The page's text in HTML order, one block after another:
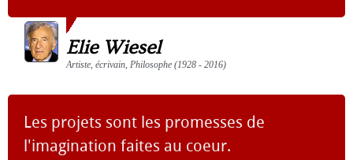
Elie Wiesel
Artiste, écrivain, Philosophe (1928 - 2016)
Les projets sont les promesses de
l'imagination faites au coeur.